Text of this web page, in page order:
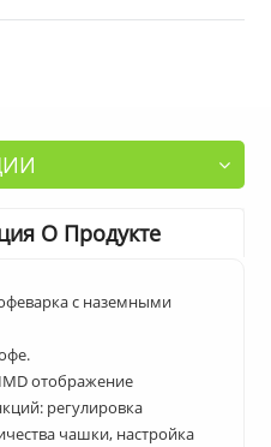
О Продукте
с наземными
отображение
регулировка
чашки, настройка